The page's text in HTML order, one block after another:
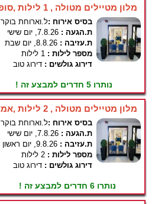
מלון מטיילים מטולה , 1 לילות ,סופ"ש
בסיס אירוח :ל.וארוחת בוקר
ת.הגעה : 7.8.26, יום שישי
ת.עזיבה : 8.8.26, יום שבת
מספר לילות : 1 לילות
דירוג גולשים : דירוג טוב
נותרו 5 חדרים למבצע זה !
מלון מטיילים מטולה , 2 לילות ,אמצ"ש
בסיס אירוח :ל.וארוחת בוקר
ת.הגעה : 7.8.26, יום שישי
ת.עזיבה : 9.8.26, יום ראשון
מספר לילות : 2 לילות
דירוג גולשים : דירוג טוב
נותרו 6 חדרים למבצע זה !